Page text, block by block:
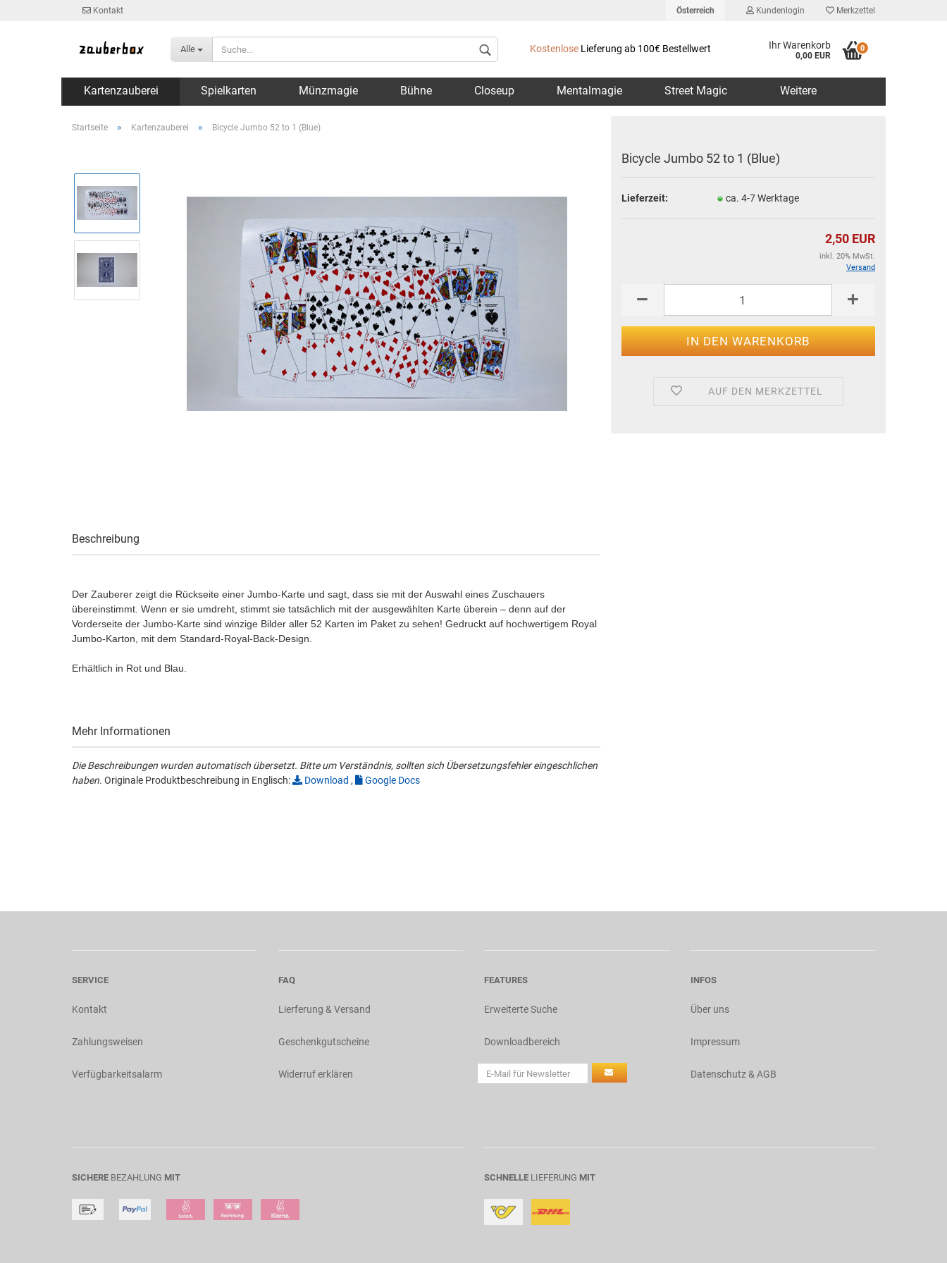
Kontakt Österreich
Lieferland
Kundenlogin
Konto erstellen
Merkzettel
Alle Kostenlose Lieferung ab 100€ Bestellwert Ihr Warenkorb
0,00 EUR
0
Kartenzauberei Spielkarten Münzmagie Bühne Closeup Mentalmagie Street Magic Weitere
Startseite » Kartenzauberei » Bicycle Jumbo 52 to 1 (Blue)
Bicycle Jumbo 52 to 1 (Blue)
Lieferzeit: ca. 4-7 Werktage
2,50 EUR
inkl. 20% MwSt.
Versand
AUF DEN MERKZETTEL
Beschreibung
Der Zauberer zeigt die Rückseite einer Jumbo-Karte und sagt, dass sie mit der Auswahl eines Zuschauers
übereinstimmt. Wenn er sie umdreht, stimmt sie tatsächlich mit der ausgewählten Karte überein – denn auf der
Vorderseite der Jumbo-Karte sind winzige Bilder aller 52 Karten im Paket zu sehen! Gedruckt auf hochwertigem Royal
Jumbo-Karton, mit dem Standard-Royal-Back-Design.
Erhältlich in Rot und Blau.
Mehr Informationen
Die Beschreibungen wurden automatisch übersetzt. Bitte um Verständnis, sollten sich Übersetzungsfehler eingeschlichen
haben. Originale Produktbeschreibung in Englisch: Download , Google Docs
SERVICE
Kontakt
Zahlungsweisen
Verfügbarkeitsalarm
FAQ
Lierferung & Versand
Geschenkgutscheine
Widerruf erklären
FEATURES
Erweiterte Suche
Downloadbereich
INFOS
Über uns
Impressum
Datenschutz & AGB
SICHERE BEZAHLUNG MIT SCHNELLE LIEFERUNG MIT